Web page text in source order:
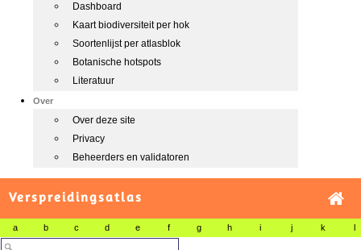
Dashboard
Kaart biodiversiteit per hok
Soortenlijst per atlasblok
Botanische hotspots
Literatuur
Over
Over deze site
Privacy
Beheerders en validatoren
Verspreidingsatlas
a b c d e f g h i j k l